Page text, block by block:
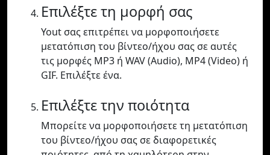
Επιλέξτε τη μορφή σας
Yout σας επιτρέπει να μορφοποιήσετε
μετατόπιση του βίντεο/ήχου σας σε αυτές
τις μορφές MP3 ή WAV (Audio), MP4 (Video) ή
GIF. Επιλέξτε ένα.
Επιλέξτε την ποιότητα
Μπορείτε να μορφοποιήσετε τη μετατόπιση
του βίντεο/ήχου σας σε διαφορετικές